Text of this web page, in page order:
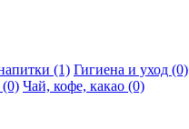
(1) Гигиена и уход (0)
Чай, кофе, какао (0)